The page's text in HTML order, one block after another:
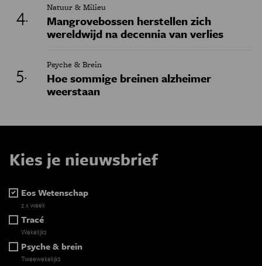
Natuur & Milieu
Mangrovebossen herstellen zich
wereldwijd na decennia van verlies
Psyche & Brein
Hoe sommige breinen alzheimer
weerstaan
Kies je nieuwsbrief
Eos Wetenschap
2 x week
Tracé
Wekelijks
Psyche & brein
Tweewekelijks